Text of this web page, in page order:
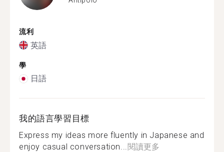
流利
英語
學
日語
我的語言學習目標
Express my ideas more fluently in Japanese and
enjoy casual conversation...閱讀更多